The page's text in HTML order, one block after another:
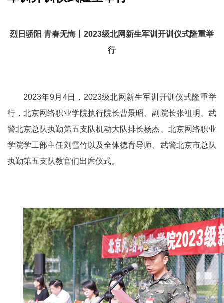
烈日骄阳 青春无悔
2023级北网新生军训开训仪式隆重举
行
2023年9月4日，2023级北网新生军训开训仪式隆重举
行，北京网络职业学院执行院长曹景昭、副院长张祖明、武
警北京总队执勤第五支队机动大队排长杨杰、北京网络职业
学院学工部主任刘雪竹以及全体德育导师、武警北京市总队
执勤第五支队教官们出席仪式。